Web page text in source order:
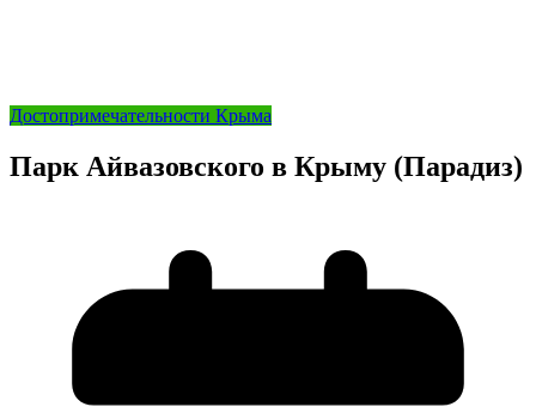
Достопримечательности Крыма
Парк Айвазовского в Крыму (Парадиз)